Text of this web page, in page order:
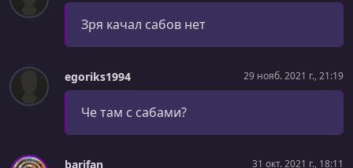
Introducing CSS Flexbox [Day 15]
УРОК 109. 00:04:14
Aligning Flex Items [Day 15]
УРОК 110.
Your Flexbox Challenge! [Day 16]
Adding Flexbox to our Project [Day 16]
Зря качал сабов нет
egoriks1994 29 нояб. 2021 г., 21:19
Че там с сабами?
barifan 31 окт. 2021 г., 18:11